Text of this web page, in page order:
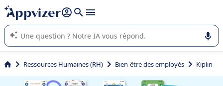
répondre (plusieurs lignes avec
L'IA de Appvizer vous guide dans l'utilisation ou la sélection de
logiciel SaaS en entreprise.
Ressources Humaines (RH) Bien-être des employés Kiplin